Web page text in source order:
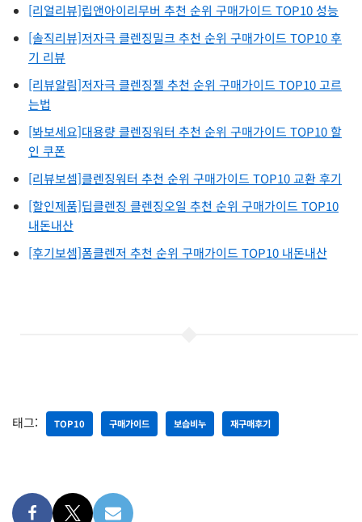
[리얼리뷰]립앤아이리무버 추천 순위 구매가이드 TOP10 성능
[솔직리뷰]저자극 클렌징밀크 추천 순위 구매가이드 TOP10 후
기 리뷰
[리뷰알림]저자극 클렌징젤 추천 순위 구매가이드 TOP10 고르
는법
[봐보세요]대용량 클렌징워터 추천 순위 구매가이드 TOP10 할
인 쿠폰
[리뷰보셈]클렌징워터 추천 순위 구매가이드 TOP10 교환 후기
[할인제품]딥클렌징 클렌징오일 추천 순위 구매가이드 TOP10
내돈내산
[후기보셈]폼클렌저 추천 순위 구매가이드 TOP10 내돈내산
태그: TOP10 구매가이드 보습비누 재구매후기